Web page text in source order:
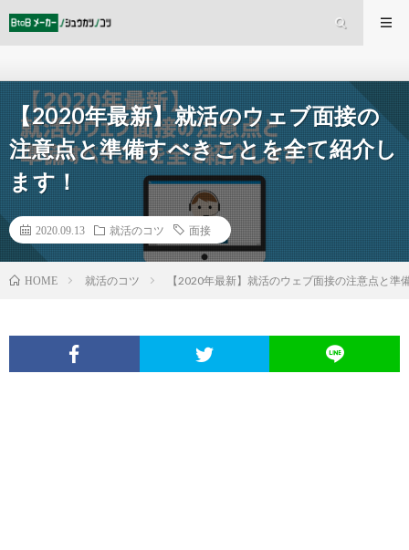
【2020年最新】就活のウェブ面接の
注意点と準備すべきことを全て紹介し
ます！
2020.09.13 就活のコツ 面接
HOME 就活のコツ 【2020年最新】就活のウェブ面接の注意点と準